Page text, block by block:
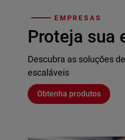
EMPRESAS
Proteja sua
Descubra as soluções
escaláveis
Obtenha produtos